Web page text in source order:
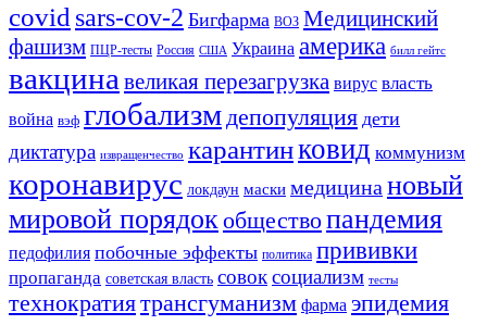
covid sars-cov-2 Бигфарма ВОЗ Медицинский
фашизм ПЦР-тесты Россия США Украина америка билл гейтс
вакцина великая перезагрузка вирус власть
война вэф глобализм депопуляция дети
диктатура извращенчество карантинковид коммунизм
коронавирус локдаун маски медицина новый
мировой порядок обществопандемия
педофилия побочные эффекты политика прививки
пропаганда советская власть совоксоциализм тесты
технократиятрансгуманизм фарма эпидемия